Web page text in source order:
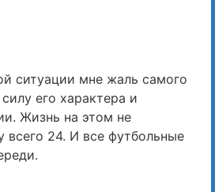
ситуации мне жаль самого
его характера и
Жизнь на этом не
всего 24. И все футбольные